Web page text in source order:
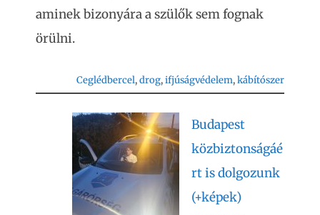
aminek bizonyára a szülők sem fognak
örülni.
Ceglédbercel, drog, ifjúságvédelem, kábítószer
Budapest
közbiztonságáé
rt is dolgozunk
(+képek)